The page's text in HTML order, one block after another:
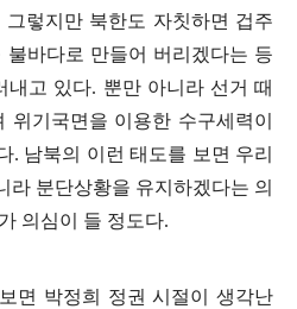
그렇지만 북한도 자칫하면 겁주
불바다로 만들어 버리겠다는 등
내고 있다. 뿐만 아니라 선거 때
기국면을 이용한 수구세력이
. 남북의 이런 태도를 보면 우리
라 분단상황을 유지하겠다는 의
의심이 들 정도다.
면 박정희 정권 시절이 생각난